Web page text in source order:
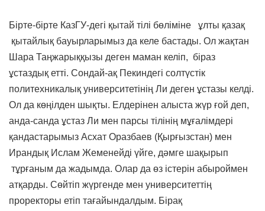
Бірте-бірте КазГУ-дегі қытай тілі бөліміне ұлты қазақ
қытайлық бауырларымыз да келе бастады. Ол жақтан
Шара Таңжарыққызы деген маман келіп, біраз
ұстаздық етті. Сондай-ақ Пекиндегі солтүстік
политехникалық университетінің Ли деген ұстазы келді.
Ол да көңілден шықты. Елдерінен алыста жүр ғой деп,
анда-санда ұстаз Ли мен парсы тілінің мұғалімдері
қандастарымыз Асхат Оразбаев (Қырғызстан) мен
Ирандық Ислам Жеменейді үйге, дәмге шақырып
тұрғаным да жадымда. Олар да өз істерін абыроймен
атқарды. Сөйтіп жүргенде мен университеттің
проректоры етіп тағайындалдым. Бірақ